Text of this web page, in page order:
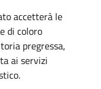
accetterà le
di coloro
pregressa,
ai servizi